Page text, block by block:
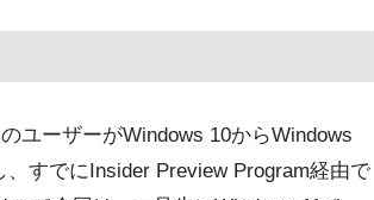
ユーザーがWindows 10からWindows
すでにInsider Preview Program経由で